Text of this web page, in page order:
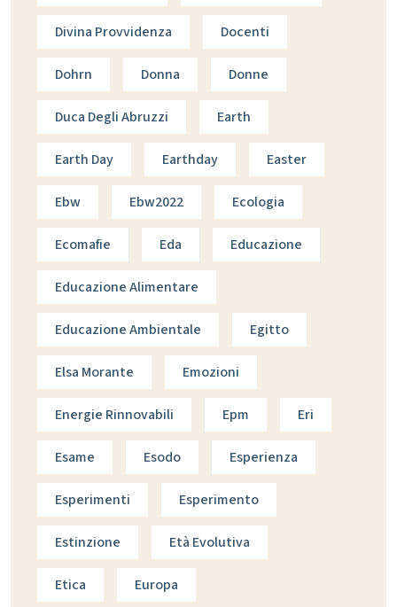
Divina Provvidenza Docenti
Dohrn Donna Donne
Duca Degli Abruzzi Earth
Earth Day Earthday Easter
Ebw Ebw2022 Ecologia
Ecomafie Eda Educazione
Educazione Alimentare
Educazione Ambientale Egitto
Elsa Morante Emozioni
Energie Rinnovabili Epm Eri
Esame Esodo Esperienza
Esperimenti Esperimento
Estinzione Età Evolutiva
Etica Europa